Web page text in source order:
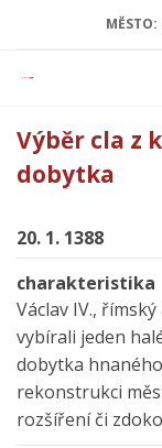
MĚSTO:
Výběr cla z
dobytka
20. 1. 1388
charakteristika
Václav IV.,
vybírali jeden
dobytka
rekonstrukci
rozšíření či